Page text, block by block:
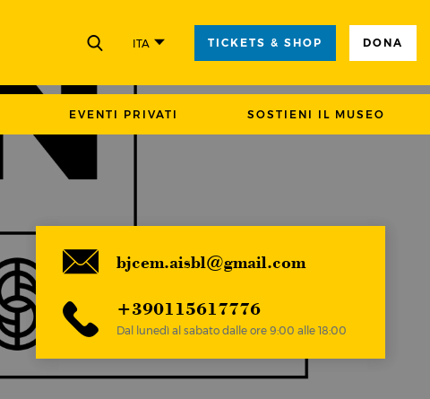
CHIUDI
ITA TICKETS & SHOP DONA
EVENTI PRIVATI SOSTIENI IL MUSEO
bjcem.aisbl@gmail.com
+390115617776
Dal lunedì al sabato dalle ore 9:00 alle 18:00